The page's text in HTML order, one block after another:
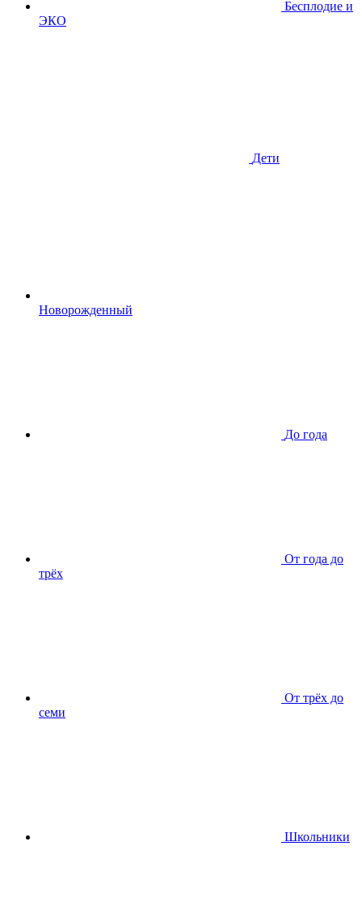
Бесплодие и
ЭКО
Дети
Новорожденный
До года
От года до
трёх
От трёх до
семи
Школьники